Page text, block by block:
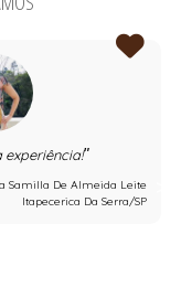
experiência!
Samilla De Almeida Leite
Itapecerica Da Serra/SP